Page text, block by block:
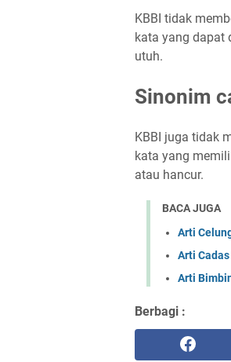
KBBI tidak
kata yang dapat
utuh.
Sinonim
KBBI juga tidak
kata yang
atau hancur.
BACA JUGA
Arti
Arti
Arti
Berbagi :